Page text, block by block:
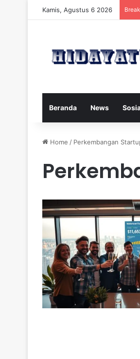
Kamis, Agustus 6 2026
Beranda News
Home / Perkembangan